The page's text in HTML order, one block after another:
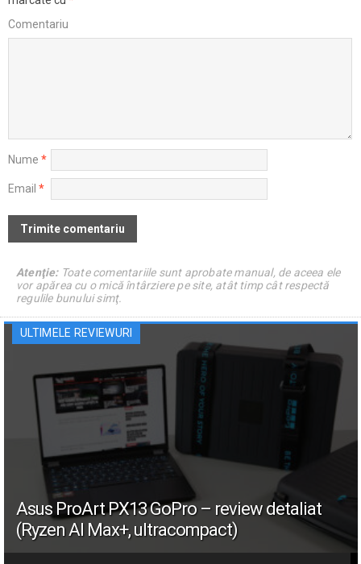
Comentariu
Nume *
Email *
Atenţie:Toate comentariile sunt aprobate manual, de aceea ele
vor apărea cu o mică întârziere pe site, atât timp cât respectă
regulile bunului simţ.
ULTIMELE REVIEWURI
Asus ProArt PX13 GoPro – review detaliat
(Ryzen AI Max+, ultracompact)